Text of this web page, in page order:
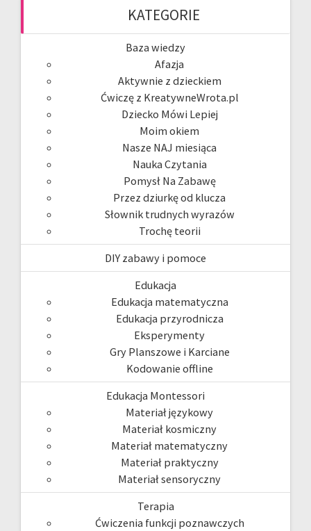
KATEGORIE
Baza wiedzy
Afazja
Aktywnie z dzieckiem
Ćwiczę z KreatywneWrota.pl
Dziecko Mówi Lepiej
Moim okiem
Nasze NAJ miesiąca
Nauka Czytania
Pomysł Na Zabawę
Przez dziurkę od klucza
Słownik trudnych wyrazów
Trochę teorii
DIY zabawy i pomoce
Edukacja
Edukacja matematyczna
Edukacja przyrodnicza
Eksperymenty
Gry Planszowe i Karciane
Kodowanie offline
Edukacja Montessori
Materiał językowy
Materiał kosmiczny
Materiał matematyczny
Materiał praktyczny
Materiał sensoryczny
Terapia
Ćwiczenia funkcji poznawczych